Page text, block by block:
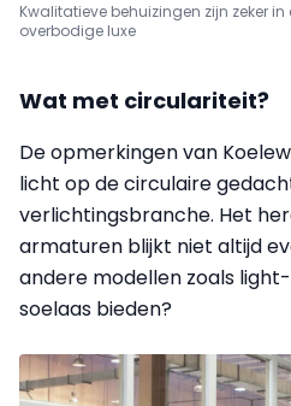
Kwalitatieve behuizingen zijn zeker
overbodige luxe
Wat met circulariteit?
De opmerkingen van
licht op de circulaire
verlichtingsbranche. Het
armaturen blijkt niet altijd
andere modellen zoals
soelaas bieden?